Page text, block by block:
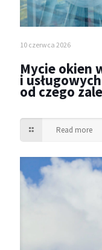
10 czerwca 2026
Mycie okien
i
od czego
Read more